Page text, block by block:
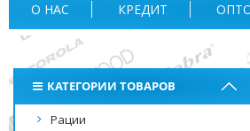
О НАС КРЕДИТ
КАТЕГОРИИ ТОВАРОВ
Рации